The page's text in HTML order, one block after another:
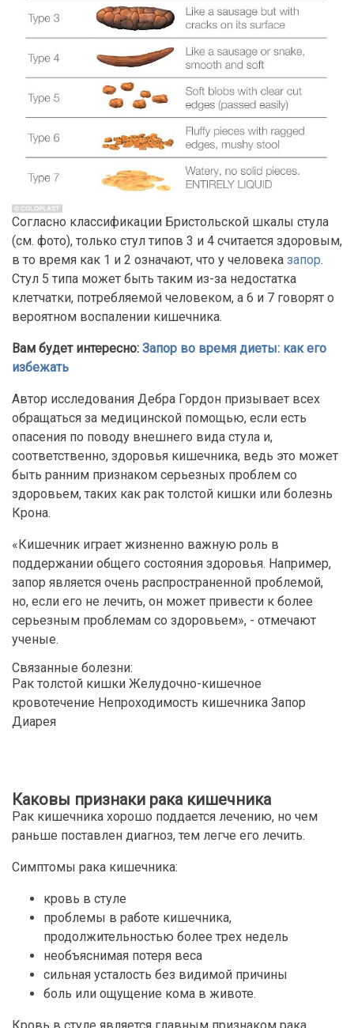
Согласно классификации Бристольской шкалы стула
(см. фото), только стул типов 3 и 4 считается здоровым,
в то время как 1 и 2 означают, что у человека запор.
Стул 5 типа может быть таким из-за недостатка
клетчатки, потребляемой человеком, а 6 и 7 говорят о
вероятном воспалении кишечника.
Вам будет интересно: Запор во время диеты: как его
избежать
Автор исследования Дебра Гордон призывает всех
обращаться за медицинской помощью, если есть
опасения по поводу внешнего вида стула и,
соответственно, здоровья кишечника, ведь это может
быть ранним признаком серьезных проблем со
здоровьем, таких как рак толстой кишки или болезнь
Крона.
«Кишечник играет жизненно важную роль в
поддержании общего состояния здоровья. Например,
запор является очень распространенной проблемой,
но, если его не лечить, он может привести к более
серьезным проблемам со здоровьем», - отмечают
ученые.
Связанные болезни:
Рак толстой кишки Желудочно-кишечное
кровотечение Непроходимость кишечника Запор
Диарея
Каковы признаки рака кишечника
Рак кишечника хорошо поддается лечению, но чем
раньше поставлен диагноз, тем легче его лечить.
Симптомы рака кишечника:
кровь в стуле
проблемы в работе кишечника,
продолжительностью более трех недель
необъяснимая потеря веса
сильная усталость без видимой причины
боль или ощущение кома в животе.